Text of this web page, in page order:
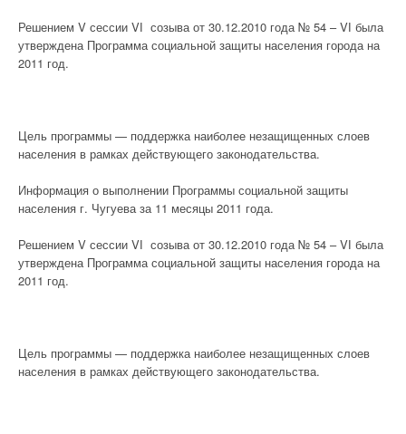
Решением V сессии VІ созыва от 30.12.2010 года № 54 – VІ была
утверждена Программа социальной защиты населения города на
2011 год.
Цель программы — поддержка наиболее незащищенных слоев
населения в рамках действующего законодательства.
Информация о выполнении Программы социальной защиты
населения г. Чугуева за 11 месяцы 2011 года.
Решением V сессии VІ созыва от 30.12.2010 года № 54 – VІ была
утверждена Программа социальной защиты населения города на
2011 год.
Цель программы — поддержка наиболее незащищенных слоев
населения в рамках действующего законодательства.